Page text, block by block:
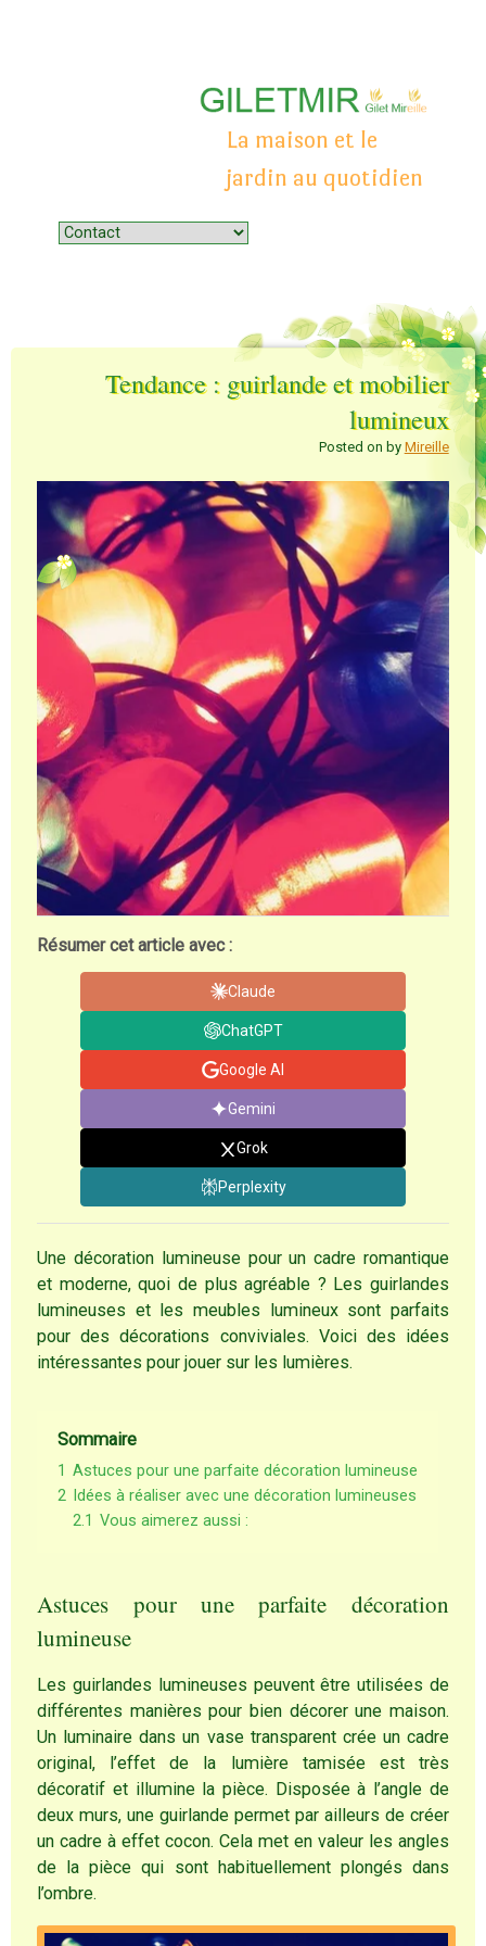
La maison et le
jardin au quotidien
Menu
Skip to content
Tendance : guirlande et mobilier
lumineux
Posted on by Mireille
Résumer cet article avec :
Claude
ChatGPT
Google AI
Gemini
Grok
Perplexity
Une décoration lumineuse pour un cadre romantique
et moderne, quoi de plus agréable ? Les guirlandes
lumineuses et les meubles lumineux sont parfaits
pour des décorations conviviales. Voici des idées
intéressantes pour jouer sur les lumières.
Sommaire
1 Astuces pour une parfaite décoration lumineuse
2 Idées à réaliser avec une décoration lumineuses
2.1 Vous aimerez aussi :
Astuces pour une parfaite décoration
lumineuse
Les guirlandes lumineuses peuvent être utilisées de
différentes manières pour bien décorer une maison.
Un luminaire dans un vase transparent crée un cadre
original, l’effet de la lumière tamisée est très
décoratif et illumine la pièce. Disposée à l’angle de
deux murs, une guirlande permet par ailleurs de créer
un cadre à effet cocon. Cela met en valeur les angles
de la pièce qui sont habituellement plongés dans
l’ombre.